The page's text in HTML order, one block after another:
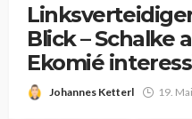
Blick – Schalke
Ekomié
Johannes Ketterl 19.